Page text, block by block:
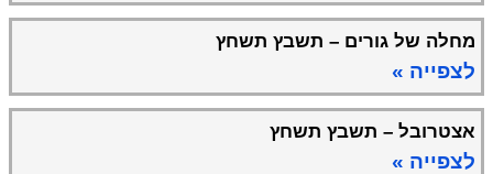
מחלה של גורים – תשבץ תשחץ
לצפייה »
אצטרובל – תשבץ תשחץ
לצפייה »